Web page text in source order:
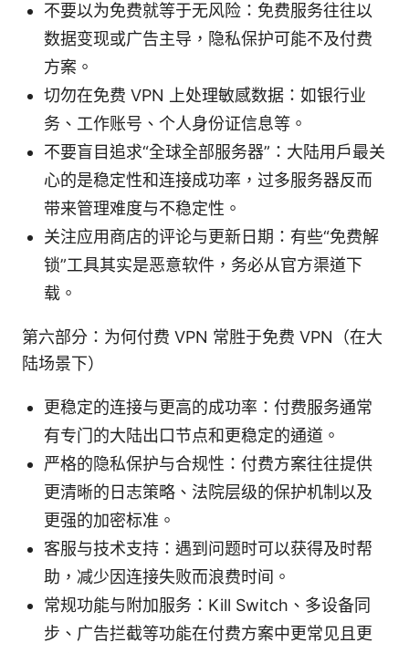
不要以为免费就等于无风险：免费服务往往以
数据变现或广告主导，隐私保护可能不及付费
方案。
切勿在免费 VPN 上处理敏感数据：如银行业
务、工作账号、个人身份证信息等。
不要盲目追求“全球全部服务器”：大陆用户最关
心的是稳定性和连接成功率，过多服务器反而
带来管理难度与不稳定性。
关注应用商店的评论与更新日期：有些“免费解
锁”工具其实是恶意软件，务必从官方渠道下
载。
第六部分：为何付费 VPN 常胜于免费 VPN（在大
陆场景下）
更稳定的连接与更高的成功率：付费服务通常
有专门的大陆出口节点和更稳定的通道。
严格的隐私保护与合规性：付费方案往往提供
更清晰的日志策略、法院层级的保护机制以及
更强的加密标准。
客服与技术支持：遇到问题时可以获得及时帮
助，减少因连接失败而浪费时间。
常规功能与附加服务：Kill Switch、多设备同
步、广告拦截等功能在付费方案中更常见且更